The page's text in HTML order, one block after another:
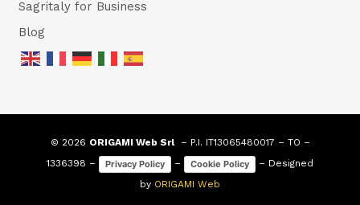
Sagritaly for Business
Blog
© 2026 ORIGAMI Web Srl– P.I. IT13065480017 – TO –
1336398 –
Privacy Policy – Cookie Policy
– Designed
by ORIGAMI Web